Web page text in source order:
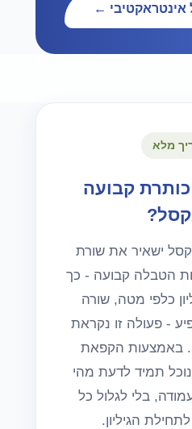
←
מלא
קבועה
ישאיר את שורת
הטבלה קבועה - כך
כלפי מטה, שורה
- פעולה זו נקראת
הקפאת
תמיד לדעת מהי
בלי לגלול כל
הגיליון.